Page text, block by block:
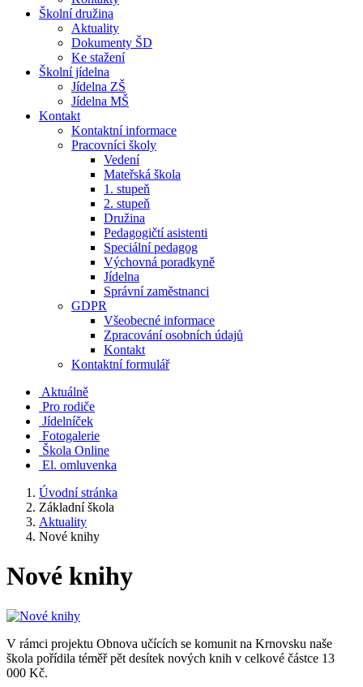
Školní družina
Aktuality
Dokumenty ŠD
Ke stažení
Školní jídelna
Jídelna ZŠ
Jídelna MŠ
Kontakt
Kontaktní informace
Pracovníci školy
Vedení
Mateřská škola
1. stupeň
2. stupeň
Družina
Pedagogičtí asistenti
Speciální pedagog
Výchovná poradkyně
Jídelna
Správní zaměstnanci
GDPR
Všeobecné informace
Zpracování osobních údajů
Kontakt
Kontaktní formulář
Aktuálně
Pro rodiče
Jídelníček
Fotogalerie
Škola Online
El. omluvenka
Úvodní stránka
Základní škola
Aktuality
Nové knihy
Nové knihy
V rámci projektu Obnova učících se komunit na Krnovsku naše
škola pořídila téměř pět desítek nových knih v celkové částce 13
000 Kč.